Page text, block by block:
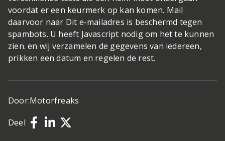
voordat er een keurmerk op kan komen. Mail
daarvoor naar Dit e-mailadres is beschermd tegen
spambots. U heeft Javascript nodig om het te kunnen
zien. en wij verzamelen de gegevens van iedereen,
prikken een datum en regelen de rest.
Door:Motorfreaks
Deel